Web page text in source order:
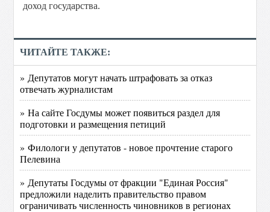
доход государства.
ЧИТАЙТЕ ТАКЖЕ:
» Депутатов могут начать штрафовать за отказ
отвечать журналистам
» На сайте Госдумы может появиться раздел для
подготовки и размещения петиций
» Филологи у депутатов - новое прочтение старого
Пелевина
» Депутаты Госдумы от фракции "Единая Россия"
предложили наделить правительство правом
ограничивать численность чиновников в регионах